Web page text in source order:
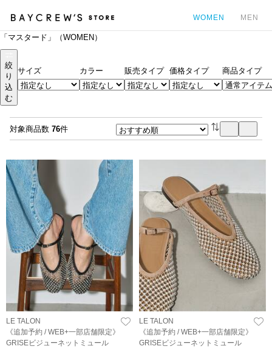
WOMEN MEN
「マスタード」（WOMEN）
絞
り
込
む
サイズ カラー 販売タイプ 価格タイプ 商品タイプ
対象商品数 76件
LE TALON
《追加予約 / WEB+一部店舗限定》
GRISEビジューネットミュール
LE TALON
《追加予約 / WEB+一部店舗限定》
GRISEビジューネットミュール